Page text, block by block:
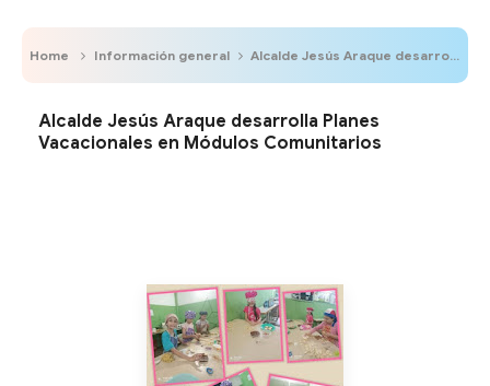
Home Información general Alcalde Jesús Araque desarrolla Planes Vacacionales en Módulos Comunitarios
Alcalde Jesús Araque desarrolla Planes
Vacacionales en Módulos Comunitarios